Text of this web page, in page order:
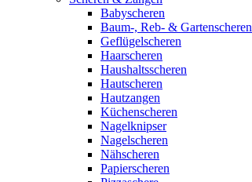
Babyscheren
Baum-, Reb- & Gartenscheren
Geflügelscheren
Haarscheren
Haushaltsscheren
Hautscheren
Hautzangen
Küchenscheren
Nagelknipser
Nagelscheren
Nähscheren
Papierscheren